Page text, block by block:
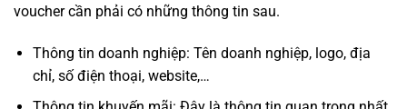
voucher cần phải có những thông tin sau.
Thông tin doanh nghiệp: Tên doanh nghiệp, logo, địa
chỉ, số điện thoại, website,…